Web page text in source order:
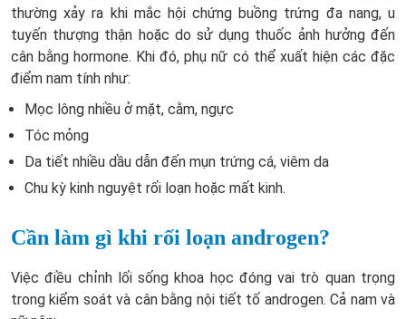
thường xảy ra khi mắc hội chứng buồng trứng đa nang, u
tuyến thượng thận hoặc do sử dụng thuốc ảnh hưởng đến
cân bằng hormone. Khi đó, phụ nữ có thể xuất hiện các đặc
điểm nam tính như:
Mọc lông nhiều ở mặt, cằm, ngực
Tóc mỏng
Da tiết nhiều dầu dẫn đến mụn trứng cá, viêm da
Chu kỳ kinh nguyệt rối loạn hoặc mất kinh.
Cần làm gì khi rối loạn androgen?
Việc điều chỉnh lối sống khoa học đóng vai trò quan trọng
trong kiểm soát và cân bằng nội tiết tố androgen. Cả nam và